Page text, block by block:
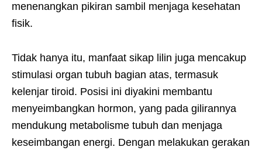
menenangkan pikiran sambil menjaga kesehatan
fisik.
Tidak hanya itu, manfaat sikap lilin juga mencakup
stimulasi organ tubuh bagian atas, termasuk
kelenjar tiroid. Posisi ini diyakini membantu
menyeimbangkan hormon, yang pada gilirannya
mendukung metabolisme tubuh dan menjaga
keseimbangan energi. Dengan melakukan gerakan